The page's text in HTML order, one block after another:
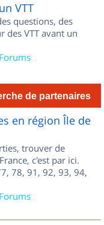
VTT
questions, des
des VTT avant un
de partenaires
en région Île de
trouver de
c'est par ici.
78, 91, 92, 93, 94,